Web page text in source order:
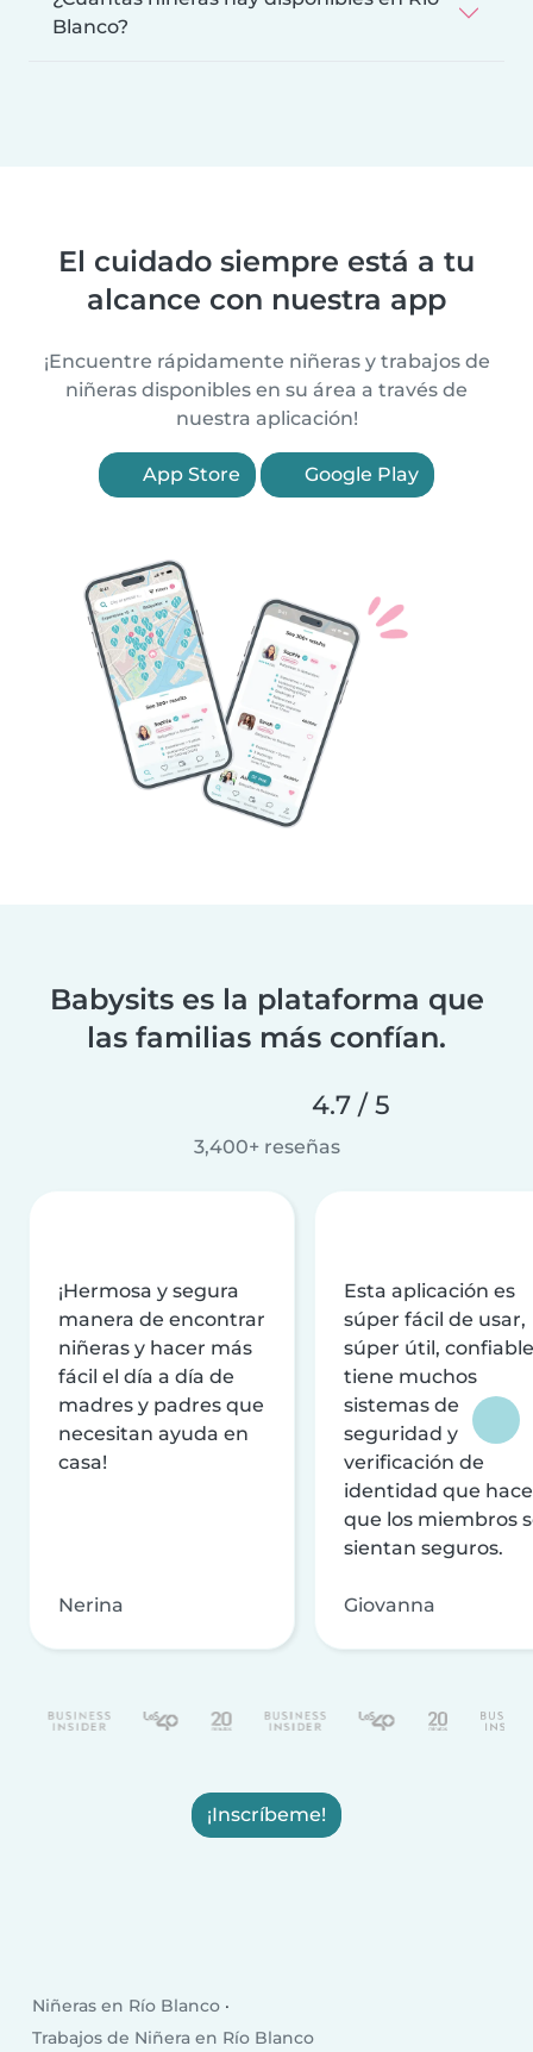
Blanco?
El cuidado siempre está a tu
alcance con nuestra app
¡Encuentre rápidamente niñeras y trabajos de
niñeras disponibles en su área a través de
nuestra aplicación!
App Store Google Play
Babysits es la plataforma que
las familias más confían.
4.7 / 5
3,400+ reseñas
¡Hermosa y segura
manera de encontrar
niñeras y hacer más
fácil el día a día de
madres y padres que
necesitan ayuda en
casa!
Nerina
Esta aplicación es
súper fácil de usar,
súper útil,
tiene muchos
sistemas de
seguridad y
verificación de
identidad que
que los miembros
sientan seguros.
Giovanna
¡Inscríbeme!
Niñeras en Río Blanco
Trabajos de Niñera en Río Blanco